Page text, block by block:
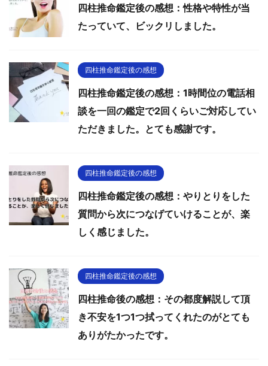
四柱推命鑑定後の感想：性格や特性が当
たっていて、ビックリしました。
四柱推命鑑定後の感想
四柱推命鑑定後の感想：1時間位の電話相
談を一回の鑑定で2回くらいご対応してい
ただきました。とても感謝です。
四柱推命鑑定後の感想
四柱推命鑑定後の感想：やりとりをした
質問から次につなげていけることが、楽
しく感じました。
四柱推命鑑定後の感想
四柱推命後の感想：その都度解説して頂
き不安を1つ1つ拭ってくれたのがとても
ありがたかったです。